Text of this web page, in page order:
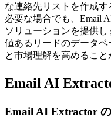
な連絡先リストを作成す
必要な場合でも、Email
ソリューションを提供
値あるリードのデータ
と市場理解を高めること
Email AI
Email AI Extractor